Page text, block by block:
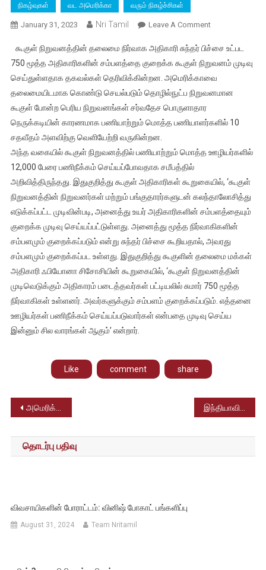
நிகழ்வுகள்
வட அமெரிக்கா வரும் நிகழ்ச்சிகள்
January 31, 2023 Nri Tamil Leave A CommentOn
தொடர்ந்து
மூத்த
அதிகாரிகளின்
குறைக்கப்படும்
கூகுள்
அதிரடி
கூகுள் நிறுவனத்தின் தலைமை நிர்வாக அதிகாரி சுந்தர் பிச்சை உட்பட
750 மூத்த அதிகாரிகளின் சம்பளத்தை குறைக்க கூகுள் நிறுவனம் முடிவு
செய்துள்ளதாக தகவல்கள் தெரிவிக்கின்றன. அமெரிக்காவை
தலைமையிடமாக கொண்டு செயல்படும் தொழில்நுட்ப நிறுவனமான
கூகுள் போன்ற பெரிய நிறுவனங்கள் சர்வதேச பொருளாதார
நெருக்கடியின் காரணமாக பணியாற்றும் மொத்த பணியாளர்களில் 10
சதவீதம் அளவிற்கு வெளியேற்றி வருகின்றன.
அந்த வகையில் கூகுள் நிறுவனத்தில் பணியாற்றும் மொத்த ஊழியர்களில்
12,000 பேரை பணிநீக்கம் செய்யப்போவதாக சமீபத்தில்
அறிவித்திருந்தது. இதுகுறித்து கூகுள் அதிகாரிகள் கூறுகையில், ‘கூகுள்
நிறுவனத்தின் நிறுவனர்கள் மற்றும் பங்குதாரர்களுடன் கலந்தாலோசித்து
எடுக்கப்பட்ட முடிவின்படி, அனைத்து உயர் அதிகாரிகளின் சம்பளத்தையும்
குறைக்க முடிவு செய்யப்பட்டுள்ளது. அனைத்து மூத்த நிர்வாகிகளின்
சம்பளமும் குறைக்கப்படும் என்று சுந்தர் பிச்சை கூறியதால், அவரது
சம்பளமும் குறைக்கப்பட உள்ளது. இதுகுறித்து கூகுளின் தலைமை மக்கள்
அதிகாரி ஃபியோனா சிசோசியின் கூறுகையில், ‘கூகுள் நிறுவனத்தின்
முடிவெடுக்கும் அதிகாரம் படைத்தவர்கள் பட்டியலில் சுமார் 750 மூத்த
நிர்வாகிகள் உள்ளனர். அவர்களுக்கும் சம்பளம் குறைக்கப்படும். எத்தனை
ஊழியர்கள் பணிநீக்கம் செய்யப்படுவார்கள் என்பதை முடிவு செய்ய
இன்னும் சில வாரங்கள் ஆகும்’ என்றார்.
Like comment share
Post
navigation
அமெரிக்கா டெக்சாஸ் மாகாணத்தின் சான் ஆண்டோனியாவில் ஆனந்த யாழ் வழங்கும் இன்னிசை நிகழ்ச்சி
தொடர்பு பதிவு
விவசாயிகளின் போராட்டம்: வினிஷ் போகாட் பங்களிப்பு
August 31, 2024 Team Nritamil